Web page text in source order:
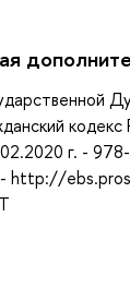
г. -
http://